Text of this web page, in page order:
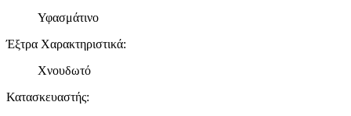
Υφασμάτινο
Έξτρα Χαρακτηριστικά:
Χνουδωτό
Κατασκευαστής: